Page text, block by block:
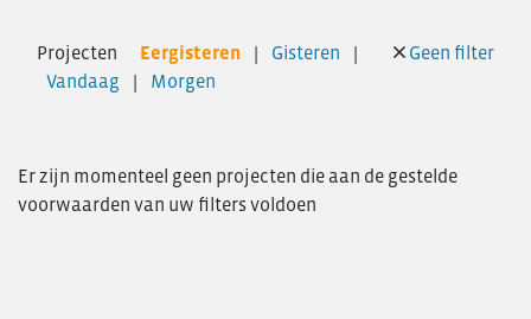
Transformatie
Geen filter
Projecten Eergisteren
Gisteren
Vandaag
Morgen
Er zijn momenteel geen projecten die aan de gestelde
voorwaarden van uw filters voldoen